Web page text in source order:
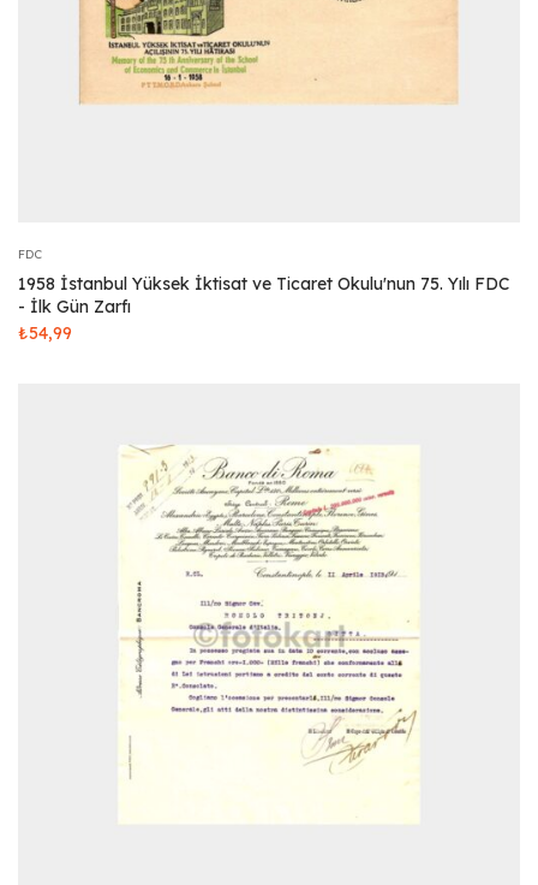
FDC
1958 İstanbul Yüksek İktisat ve Ticaret Okulu'nun 75. Yılı FDC
- İlk Gün Zarfı
₺54,99